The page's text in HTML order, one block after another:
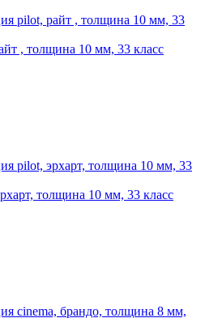
, толщина 10 мм, 33 класс
толщина 10 мм, 33 класс